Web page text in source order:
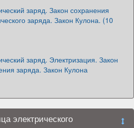
заряд. Закон сохранения
заряда. Закон Кулона. (10
заряд. Электризация. Закон
заряда. Закон Кулона
электрического